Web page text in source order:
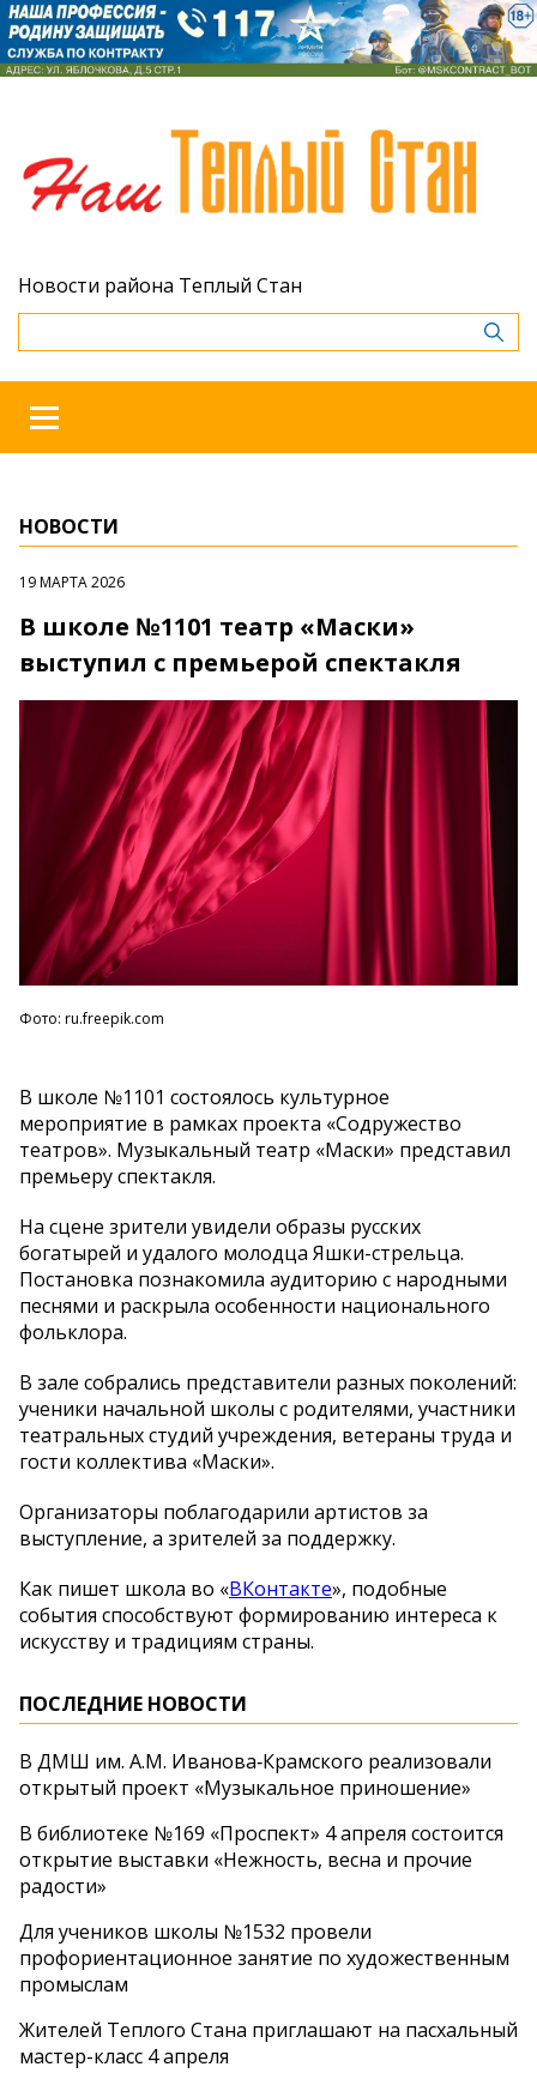
Новости района Теплый Стан
НОВОСТИ
19 МАРТА 2026
В школе №1101 театр «Маски»
выступил с премьерой спектакля
Фото: ru.freepik.com
В школе №1101 состоялось культурное
мероприятие в рамках проекта «Содружество
театров». Музыкальный театр «Маски» представил
премьеру спектакля.
На сцене зрители увидели образы русских
богатырей и удалого молодца Яшки-стрельца.
Постановка познакомила аудиторию с народными
песнями и раскрыла особенности национального
фольклора.
В зале собрались представители разных поколений:
ученики начальной школы с родителями, участники
театральных студий учреждения, ветераны труда и
гости коллектива «Маски».
Организаторы поблагодарили артистов за
выступление, а зрителей за поддержку.
Как пишет школа во «ВКонтакте», подобные
события способствуют формированию интереса к
искусству и традициям страны.
ПОСЛЕДНИЕ НОВОСТИ
В ДМШ им. А.М. Иванова‑Крамского реализовали
открытый проект «Музыкальное приношение»
В библиотеке №169 «Проспект» 4 апреля состоится
открытие выставки «Нежность, весна и прочие
радости»
Для учеников школы №1532 провели
профориентационное занятие по художественным
промыслам
Жителей Теплого Стана приглашают на пасхальный
мастер-класс 4 апреля